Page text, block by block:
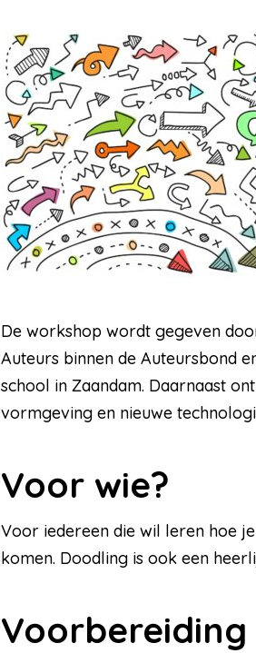
De workshop wordt gegeven
Auteurs binnen de Auteursbond
school in Zaandam. Daarnaast
vormgeving en nieuwe
Voor wie?
Voor iedereen die wil leren hoe
komen. Doodling is ook een
Voorbereiding